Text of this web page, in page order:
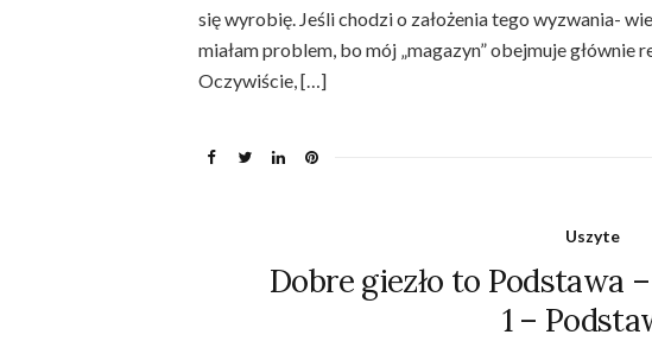
się wyrobię. Jeśli chodzi o założenia tego wyzwania-
miałam problem, bo mój „magazyn” obejmuje
Oczywiście, […]
Uszyte
Dobre giezło to Podstawa
1 –